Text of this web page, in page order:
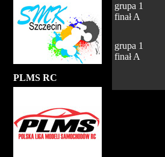
PLMS RC
grupa 1
finał A
grupa 1
finał A